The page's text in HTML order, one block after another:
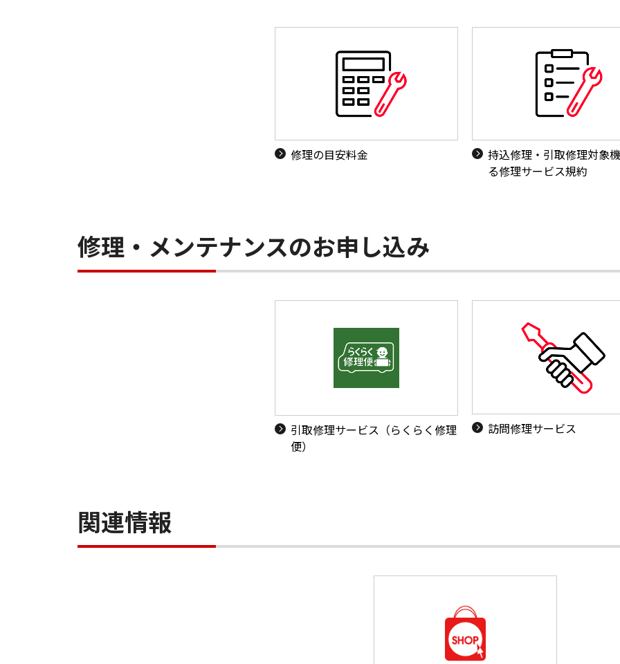
修理の目安料金
持込修理・引取修理対象
る修理サービス規約
修理・メンテナンスのお申し込み
引取修理サービス（らくらく修理
便）
訪問修理サービス
関連情報